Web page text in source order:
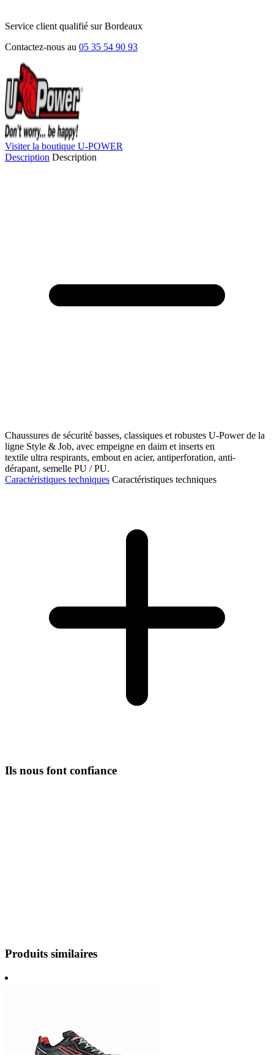
Service client qualifié sur Bordeaux
Contactez-nous au 05 35 54 90 93
Visiter la boutique U-POWER
Description Description
Chaussures de sécurité basses, classiques et robustes U-Power de la
ligne Style & Job, avec empeigne en daim et inserts en
textile ultra respirants, embout en acier, antiperforation, anti-
dérapant, semelle PU / PU.
Caractéristiques techniques Caractéristiques techniques
Ils nous font confiance
Produits similaires